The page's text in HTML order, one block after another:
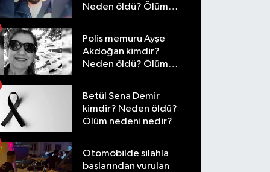
Neden öldü? Ölüm
Polis memuru Ayşe
Akdoğan kimdir?
Neden öldü? Ölüm
Betül Sena Demir
kimdir? Neden öldü?
Ölüm nedeni nedir?
Otomobilde silahla
başlarından vurulan